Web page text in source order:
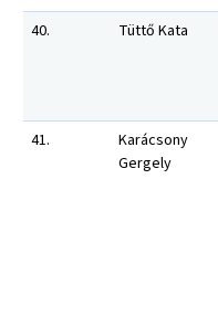
40.
Tüttő Kata
41.
Karácsony
Gergely